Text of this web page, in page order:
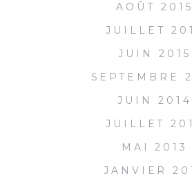
AOÛT 2015
JUILLET
JUIN 2015
SEPTEMBRE
JUIN 2014
JUILLET
MAI 2013
JANVIER